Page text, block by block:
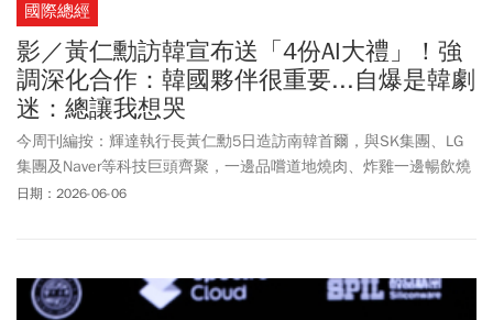
國際總經
影／黃仁勳訪韓宣布送「4份AI大禮」！強
調深化合作：韓國夥伴很重要...自爆是韓劇
迷：總讓我想哭
今周刊編按：輝達執行長黃仁勳5日造訪南韓首爾，與SK集團、LG
集團及Naver等科技巨頭齊聚，一邊品嚐道地燒肉、炸雞一邊暢飲燒
啤。黃仁勳高調宣布將為南韓市場引進Vera Rubin等四項全新業務，
全世界最棒的炸雞，期待能藉由這次機會好好享受K-pop音樂的魅
日期：2026-06-06